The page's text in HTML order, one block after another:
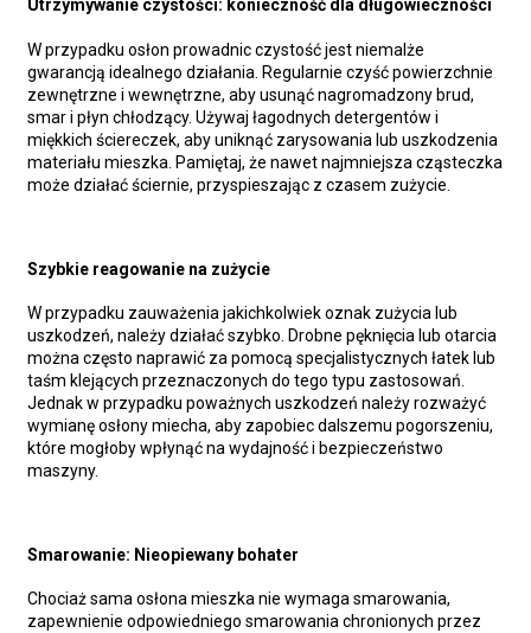
Utrzymywanie czystości: konieczność dla długowieczności
W przypadku osłon prowadnic czystość jest niemalże
gwarancją idealnego działania. Regularnie czyść powierzchnie
zewnętrzne i wewnętrzne, aby usunąć nagromadzony brud,
smar i płyn chłodzący. Używaj łagodnych detergentów i
miękkich ściereczek, aby uniknąć zarysowania lub uszkodzenia
materiału mieszka. Pamiętaj, że nawet najmniejsza cząsteczka
może działać ściernie, przyspieszając z czasem zużycie.
Szybkie reagowanie na zużycie
W przypadku zauważenia jakichkolwiek oznak zużycia lub
uszkodzeń, należy działać szybko. Drobne pęknięcia lub otarcia
można często naprawić za pomocą specjalistycznych łatek lub
taśm klejących przeznaczonych do tego typu zastosowań.
Jednak w przypadku poważnych uszkodzeń należy rozważyć
wymianę osłony miecha, aby zapobiec dalszemu pogorszeniu,
które mogłoby wpłynąć na wydajność i bezpieczeństwo
maszyny.
Smarowanie: Nieopiewany bohater
Chociaż sama osłona mieszka nie wymaga smarowania,
zapewnienie odpowiedniego smarowania chronionych przez